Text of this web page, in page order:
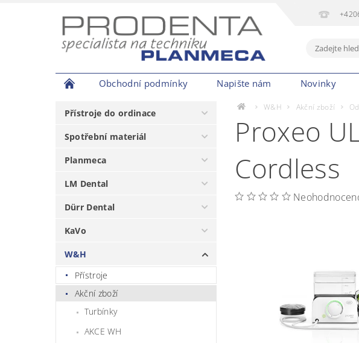
Obchodní podmínky Napište nám Novinky
Přístroje do ordinace
Spotřební materiál
Planmeca
LM Dental
Dürr Dental
KaVo
W&H
Přístroje
Akční zboží
Turbínky
AKCE WH
W&H Akční zboží
Proxeo
Cordless